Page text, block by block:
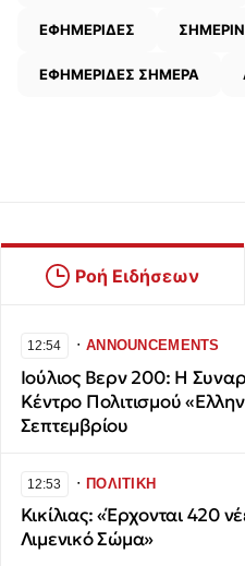
ΕΦΗΜΕΡΙΔΕΣ
ΕΦΗΜΕΡΙΔΕΣ ΣΗΜΕΡΑ
Ροή Ειδήσεων
12:54 ∙ANNOUNCEMENTS
Ιούλιος Βερν 200: Η
Κέντρο Πολιτισμού
Σεπτεμβρίου
12:53 ∙ΠΟΛΙΤΙΚΗ
Κικίλιας: «Έρχονται 420
Λιμενικό Σώμα»